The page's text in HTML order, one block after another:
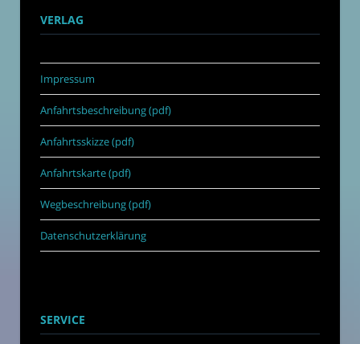
VERLAG
Impressum
Anfahrtsbeschreibung (pdf)
Anfahrtsskizze (pdf)
Anfahrtskarte (pdf)
Wegbeschreibung (pdf)
Datenschutzerklärung
SERVICE